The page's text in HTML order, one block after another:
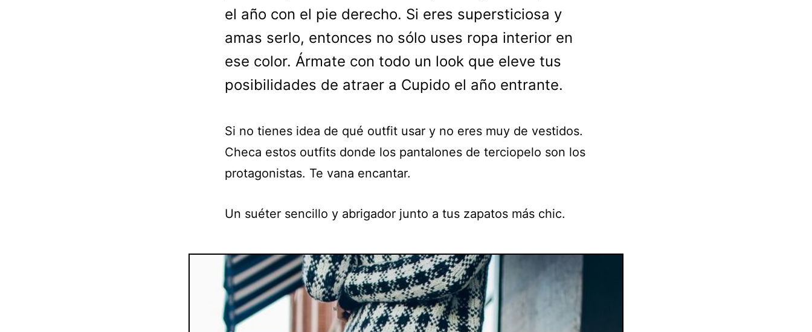
el año con el pie derecho. Si eres supersticiosa y
amas serlo, entonces no sólo uses ropa interior en
ese color. Ármate con todo un look que eleve tus
posibilidades de atraer a Cupido el año entrante.
Si no tienes idea de qué outfit usar y no eres muy de vestidos.
Checa estos outfits donde los pantalones de terciopelo son los
protagonistas. Te vana encantar.
Un suéter sencillo y abrigador junto a tus zapatos más chic.